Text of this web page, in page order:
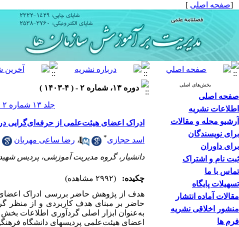
[صفحه اصلی ]
بخش‌های اصلی
صفحه اصلی
اطلاعات نشریه
آرشیو مجله و مقالات
برای نویسندگان
برای داوران
ثبت نام و اشتراک
تماس با ما
تسهیلات پایگاه
مقالات آماده انتشار
منشور اخلاقی نشریه
فرم ها
دوره ۱۳، شماره ۲ - ( ۴-۱۴۰۳ )
جلد ۱۳ شماره ۲ صفحات ۵۳-۳۳
ادراک اعضای هیئت‌علمی از حرفه‌ای‌گرایی
اسد حجازی* ، رضا ساعی مهربان
دانشیار، گروه مدیریت آموزشی، پردیس شهید
چکیده:
(۲۹۹۲ مشاهده)
هدف از پژوهش حاضر بررسی
ادراک
حاضر بر مبنای هدف کاربردی و از منظر
اعضای هیئت‌علمی پردیس­های دانشگاه